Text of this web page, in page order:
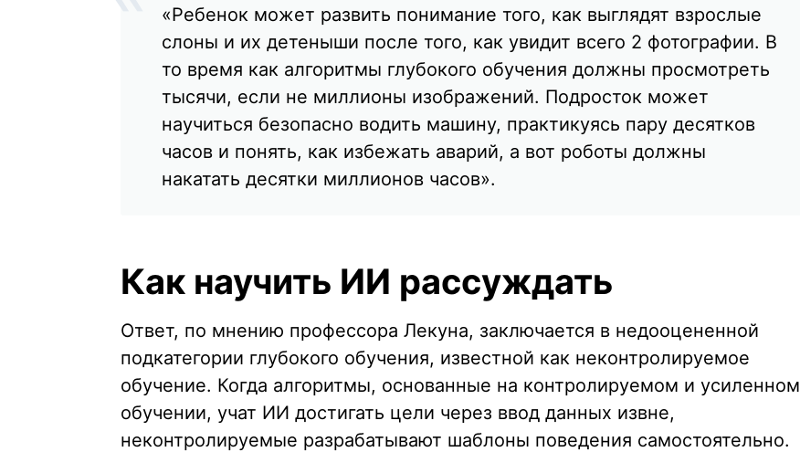
«Ребенок может развить понимание того, как выглядят взрослые
слоны и их детеныши после того, как увидит всего 2 фотографии. В
то время как алгоритмы глубокого обучения должны просмотреть
тысячи, если не миллионы изображений. Подросток может
научиться безопасно водить машину, практикуясь пару десятков
часов и понять, как избежать аварий, а вот роботы должны
накатать десятки миллионов часов».
Как научить ИИ рассуждать
Ответ, по мнению профессора Лекуна, заключается в недооцененной
подкатегории глубокого обучения, известной как неконтролируемое
обучение. Когда алгоритмы, основанные на контролируемом и усиленном
обучении, учат ИИ достигать цели через ввод данных извне,
неконтролируемые разрабатывают шаблоны поведения самостоятельно.